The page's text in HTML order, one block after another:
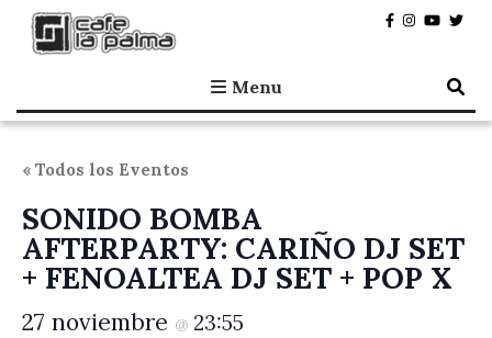
Café la Palma
Programando música en directo en Madrid, desde 1995.
Menu
« Todos los Eventos
SONIDO BOMBA
AFTERPARTY: CARIÑO DJ SET
+ FENOALTEA DJ SET + POP X
27 noviembre @ 23:55